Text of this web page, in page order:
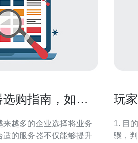
购指南，如何
越多的企业选择将业务
的服务器不仅能够提升
玩
1. 目
骤，